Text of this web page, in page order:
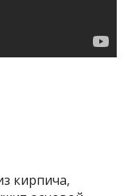
кирпича,